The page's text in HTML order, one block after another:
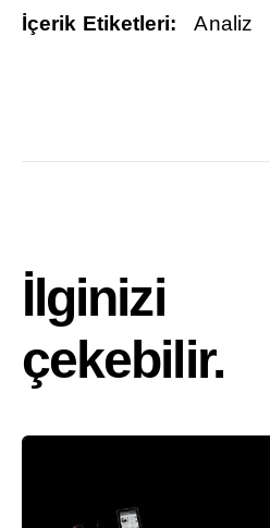
İçerik Etiketleri: Analiz
İlginizi
çekebilir.